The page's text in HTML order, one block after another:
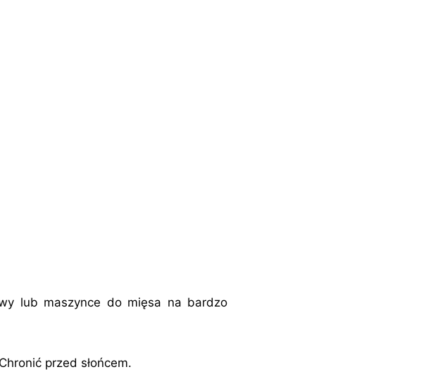
lub maszynce do mięsa na bardzo
przed słońcem.